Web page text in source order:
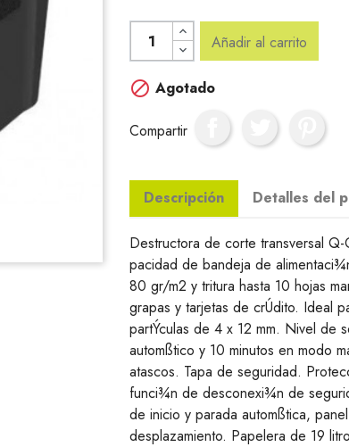
Añadir al carrito
 Agotado
Compartir
Descripción Detalles del
Destructora de corte transversal
pacidad de bandeja de
80 gr/m2 y tritura hasta 10 hojas
grapas y tarjetas de crÚdito. Ideal
partÝculas de 4 x 12 mm. Nivel de
automßtico y 10 minutos en modo
atascos. Tapa de seguridad.
funci¾n de desconexi¾n de
de inicio y parada automßtica,
desplazamiento. Papelera de 19